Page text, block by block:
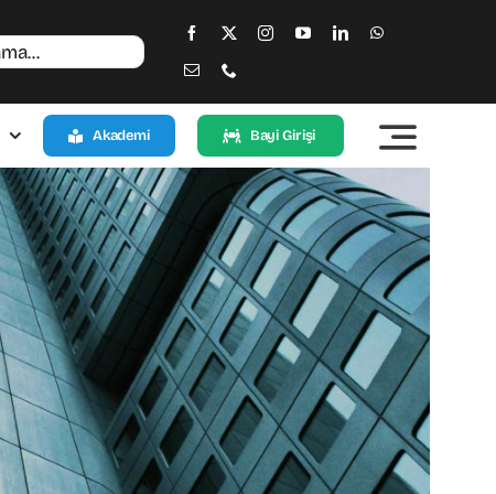
Akademi Bayi Girişi